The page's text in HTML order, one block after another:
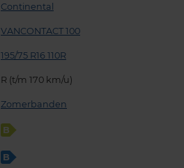
Continental
VANCONTACT 100
195/75 R16 110R
R (t/m 170 km/u)
Zomerbanden
B
B